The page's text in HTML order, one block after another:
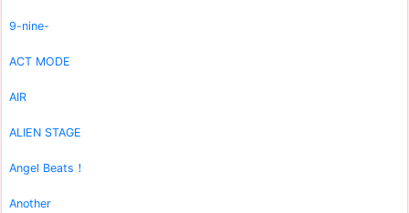
9-nine-
ACT MODE
AIR
ALIEN STAGE
Angel Beats！
Another